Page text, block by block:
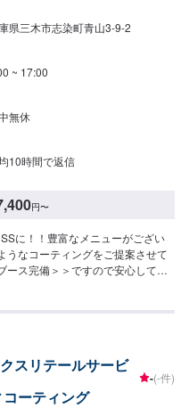
の艶と自浄性能を併せ持ちながら
方にお勧めしたい、最新ハイエ
68,800円M：74,400円L：78,600
別途料金(軽研磨は施工料金に含
時間：6〜12時間、耐久：3年(1
円S：83,800円M：91,900円
5年)）超強力な防汚能力と輝き、
円※鏡面研磨は別途料金
ロテクト】（施工時間：1時間30
を除去してその後シミから守りま
58,300円）【樹脂フェンダーキー
塗装の樹脂パーツを守ります・フ
RXトヨタFJクルーザー/シエンタ/
ォルクスワーゲンティグアン/ティ
ボルボXC60プジョー
費用を詳しく知りたい方は、ネッ
県三木市志染町青山3-9-2
~ 17:00
無休
10時間で返信
円〜
に！！豊富なメニューがござい
うなコーティングをご提案させて
ース完備＞＞ですので安心してコ
ーパー（作業時間：1時間30分〜3
32,900円（XLサイズ）＜フレッ
密着を防ぐ独特な防汚能力を持つ
！ノーメンテで1年耐久！⚪︎施工
スリテールサービ
ーティング
-(-件)